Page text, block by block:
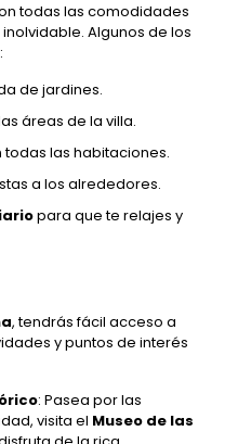
todas las comodidades
Algunos de los
de jardines.
áreas de la villa.
las habitaciones.
a los alrededores.
para que te relajes y
, tendrás fácil acceso a
y puntos de interés
: Pasea por las
visita el Museo de las